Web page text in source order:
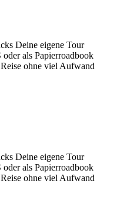
Deine eigene Tour
als Papierroadbook
ohne viel Aufwand
Deine eigene Tour
als Papierroadbook
ohne viel Aufwand